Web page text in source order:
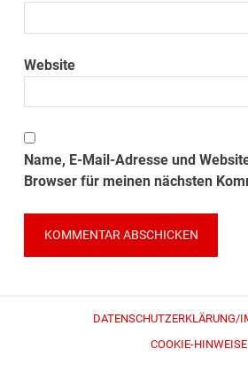
Website
Name, E-Mail-Adresse und
Browser für meinen nächsten
DATENSCHUTZERKLÄRUNG/
COOKIE-HINWEISE